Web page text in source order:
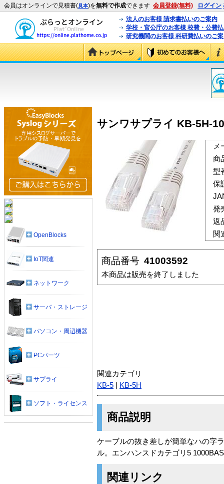
会員はオンラインで見積書(見本)を無料で作成できます 会員登録(無料) ログイン
法人のお客様 請求書払いのご案内
学校・官公庁のお客様 校費・公費
研究機関のお客様 科研費払いのご
サンワサプライ KB-5H-
メ
商
型
保
発
返
関
商品番号 41003592
本商品は販売を終了しました
関連カテゴリ
KB-5
KB-5H
商品説明
ケーブルの抜き差しが簡単なハの字
ル。エンハンスドカテゴリ5
関連リンク
OpenBlocks
IoT関連
ネットワーク
サーバ・ストレージ
パソコン・周辺機器
PCパーツ
サプライ
ソフト・ライセンス